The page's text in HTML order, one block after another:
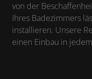
von der
Ihres Badezimmers
installieren. Unsere
einen Einbau in